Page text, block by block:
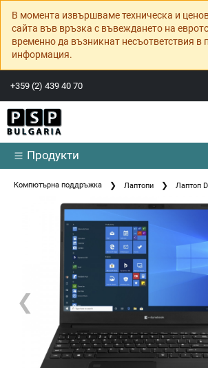
В момента извършваме техническа и
сайта във връзка с въвеждането на
временно да възникнат несъответствия в
информация.
+359 (2) 439 40 70
Продукти
Компютърна поддръжка Лаптопи Лаптоп
❮